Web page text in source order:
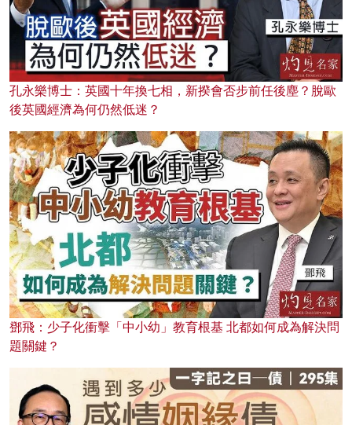
孔永樂博士：英國十年換七相，新揆會否步前任後塵？脫歐
後英國經濟為何仍然低迷？
鄧飛：少子化衝擊「中小幼」教育根基 北都如何成為解決問
題關鍵？